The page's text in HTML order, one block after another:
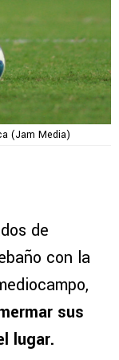
(Jam Media)
de
con la
sus
lugar.